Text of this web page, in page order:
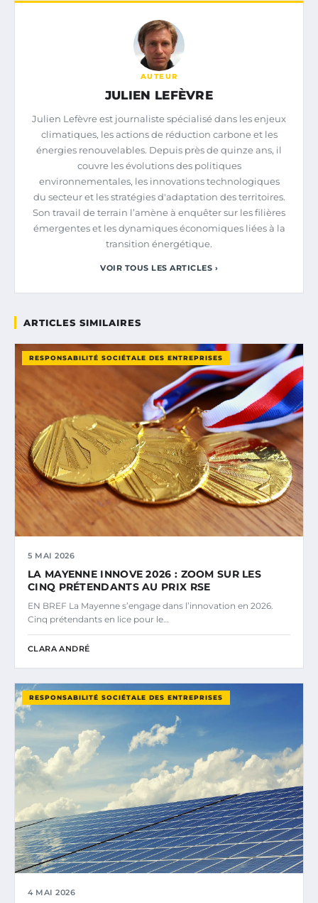
AUTEUR
JULIEN LEFÈVRE
Julien Lefèvre est journaliste spécialisé dans les enjeux
climatiques, les actions de réduction carbone et les
énergies renouvelables. Depuis près de quinze ans, il
couvre les évolutions des politiques
environnementales, les innovations technologiques
du secteur et les stratégies d'adaptation des territoires.
Son travail de terrain l’amène à enquêter sur les filières
émergentes et les dynamiques économiques liées à la
transition énergétique.
VOIR TOUS LES ARTICLES ›
ARTICLES SIMILAIRES
RESPONSABILITÉ SOCIÉTALE DES ENTREPRISES
5 MAI 2026
LA MAYENNE INNOVE 2026 : ZOOM SUR LES
CINQ PRÉTENDANTS AU PRIX RSE
EN BREF La Mayenne s’engage dans l’innovation en 2026.
Cinq prétendants en lice pour le…
CLARA ANDRÉ
RESPONSABILITÉ SOCIÉTALE DES ENTREPRISES
4 MAI 2026